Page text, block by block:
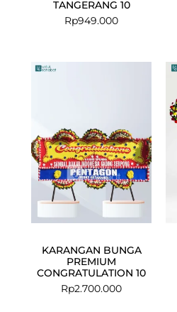
TANGERANG 10
Rp949.000
KARANGAN BUNGA
PREMIUM
CONGRATULATION 10
Rp2.700.000